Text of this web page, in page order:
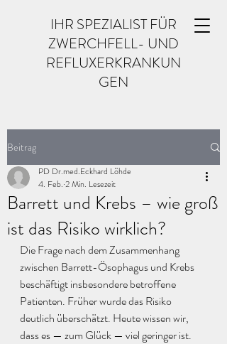
IHR SPEZIALIST FÜR
ZWERCHFELL- UND
REFLUXERKRANKUN
GEN
Beitrag
Barrett und Krebs – wie groß
ist das Risiko wirklich?
PD Dr.med.Eckhard Löhde
4. Feb. 2 Min. Lesezeit
Die Frage nach dem Zusammenhang
zwischen Barrett-Ösophagus und Krebs
beschäftigt insbesondere betroffene
Patienten. Früher wurde das Risiko
deutlich überschätzt. Heute wissen wir,
dass es — zum Glück — viel geringer ist.